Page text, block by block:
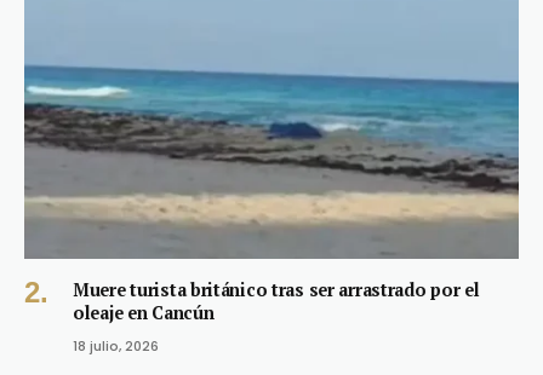
Muere turista británico tras ser arrastrado por el
oleaje en Cancún
18 julio, 2026